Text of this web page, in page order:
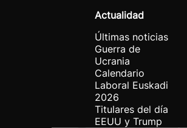
Actualidad
Últimas noticias
Guerra de
Ucrania
Calendario
Laboral Euskadi
2026
Titulares del día
EEUU y Trump